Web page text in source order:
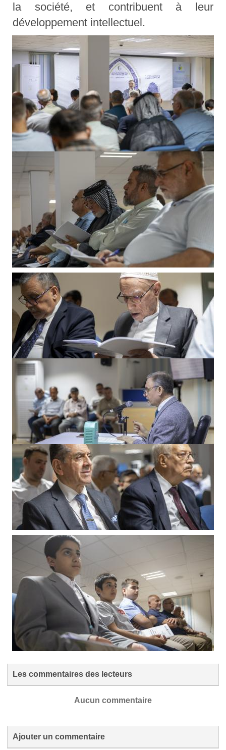
la société, et contribuent à leur
développement intellectuel.
Les commentaires des lecteurs
Aucun commentaire
Ajouter un commentaire